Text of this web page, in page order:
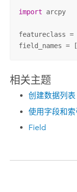
import arcpy
featureclass =
field_names =
相关主题
创建数据列表
使用字段和索
Field